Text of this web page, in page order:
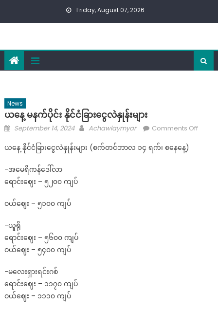
Friday, August 07, 2026
News
ယနေ့ မနက်ပိုင်း နိုင်ငံခြားငွေလဲနှုန်းများ
Posted
September 14, 2024 Author
Achawlaymyar Comments Offon
ယနေ့ နိုင်ငံခြားငွေလဲနှုန်းများ (စက်တင်ဘာလ ၁၄ ရက်၊ စနေနေ့)
-အမေရိကန်ဒေါ်လာ‌
ရောင်းဈေး – ၅၂၀၀ ကျပ်
ဝယ်ဈေး – ၅၁၀၀ ကျပ်
-ယူရို
ရောင်းဈေး – ၅၆၀၀ ကျပ်
ဝယ်ဈေး – ၅၄၀၀ ကျပ်
-မလေးရှားရင်းဂစ်
ရောင်းဈေး – ၁၁၇၀ ကျပ်
ဝယ်ဈေး – ၁၁၁၀ ကျပ်